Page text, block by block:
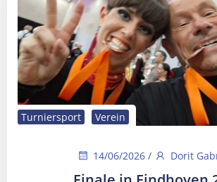
Turniersport Verein
14/06/2026 / Dorit